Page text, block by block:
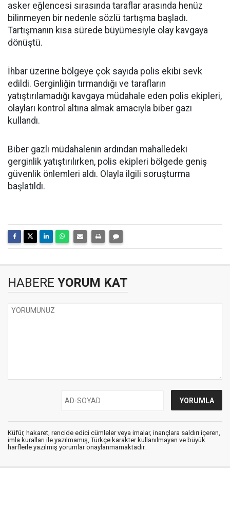
asker eğlencesi sırasında taraflar arasında henüz
bilinmeyen bir nedenle sözlü tartışma başladı.
Tartışmanın kısa sürede büyümesiyle olay kavgaya
dönüştü.
İhbar üzerine bölgeye çok sayıda polis ekibi sevk
edildi. Gerginliğin tırmandığı ve tarafların
yatıştırılamadığı kavgaya müdahale eden polis ekipleri,
olayları kontrol altına almak amacıyla biber gazı
kullandı.
Biber gazlı müdahalenin ardından mahalledeki
gerginlik yatıştırılırken, polis ekipleri bölgede geniş
güvenlik önlemleri aldı. Olayla ilgili soruşturma
başlatıldı.
HABERE YORUM KAT
Küfür, hakaret, rencide edici cümleler veya imalar, inançlara saldırı içeren,
imla kuralları ile yazılmamış, Türkçe karakter kullanılmayan ve büyük
harflerle yazılmış yorumlar onaylanmamaktadır.